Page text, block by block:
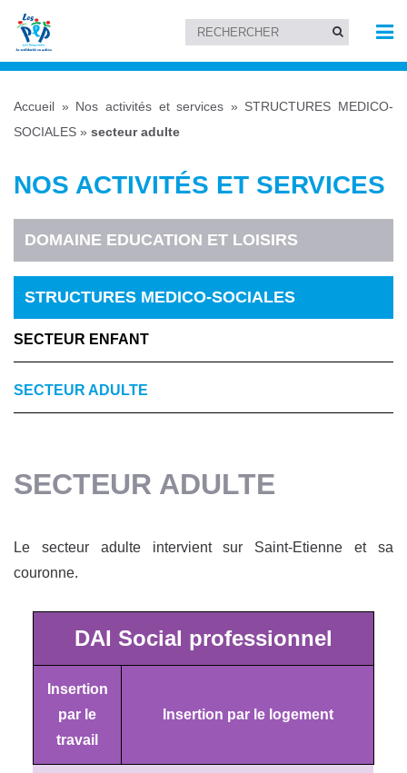
Accueil » Nos activités et services » STRUCTURES MEDICO-
SOCIALES » secteur adulte
NOS ACTIVITÉS ET SERVICES
DOMAINE EDUCATION ET LOISIRS
STRUCTURES MEDICO-SOCIALES
SECTEUR ENFANT
SECTEUR ADULTE
SECTEUR ADULTE
Le secteur adulte intervient sur Saint-Etienne et sa
couronne.
DAI Social professionnel
Insertion
par le
travail
Insertion par le logement